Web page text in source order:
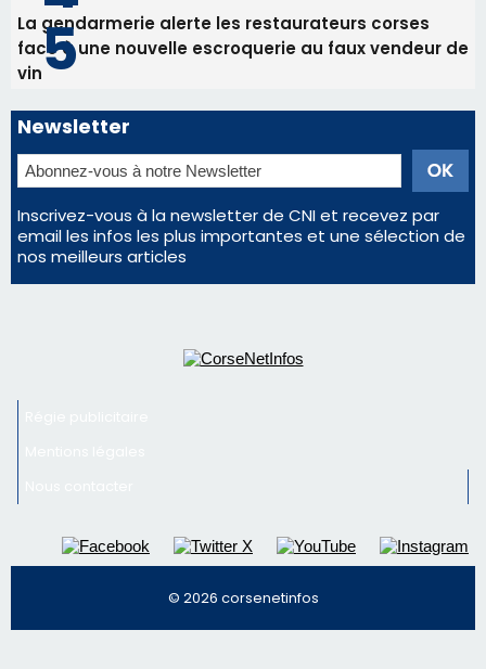
La gendarmerie alerte les restaurateurs corses
face à une nouvelle escroquerie au faux vendeur de
vin
Newsletter
Inscrivez-vous à la newsletter de CNI et recevez par
email les infos les plus importantes et une sélection de
nos meilleurs articles
© 2026 corsenetinfos